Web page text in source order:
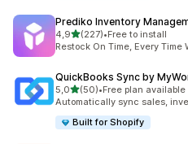
Prediko Inventory
4,95 yıldız üzerinden
(227)
toplam 227 değerlendirme
•Free to install
Restock On Time, Every
QuickBooks Sync by
5,05 yıldız üzerinden
(50)
toplam 50 değerlendirme
•Free plan available
Automatically sync sales,
Built for Shopify